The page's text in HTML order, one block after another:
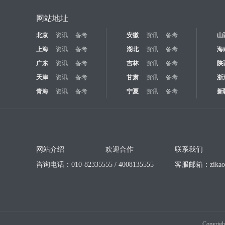
网站地址
北京 资讯 备考 安徽 资讯 备考
山
上海
资讯 备考 湖北 资讯 备考
海
广东
资讯 备考 吉林 资讯 备考
陕
天津
资讯 备考 甘肃 资讯 备考
浙
青海
资讯 备考 宁夏 资讯 备考 新
网站介绍 欢迎合作
联系我们
咨询电话：010-82335555 / 4008135555
客服邮箱：